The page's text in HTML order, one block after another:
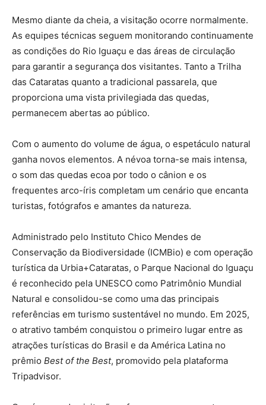
Mesmo diante da cheia, a visitação ocorre normalmente.
As equipes técnicas seguem monitorando continuamente
as condições do Rio Iguaçu e das áreas de circulação
para garantir a segurança dos visitantes. Tanto a Trilha
das Cataratas quanto a tradicional passarela, que
proporciona uma vista privilegiada das quedas,
permanecem abertas ao público.
Com o aumento do volume de água, o espetáculo natural
ganha novos elementos. A névoa torna-se mais intensa,
o som das quedas ecoa por todo o cânion e os
frequentes arco-íris completam um cenário que encanta
turistas, fotógrafos e amantes da natureza.
Administrado pelo Instituto Chico Mendes de
Conservação da Biodiversidade (ICMBio) e com operação
turística da Urbia+Cataratas, o Parque Nacional do Iguaçu
é reconhecido pela UNESCO como Patrimônio Mundial
Natural e consolidou-se como uma das principais
referências em turismo sustentável no mundo. Em 2025,
o atrativo também conquistou o primeiro lugar entre as
atrações turísticas do Brasil e da América Latina no
prêmio Best of the Best, promovido pela plataforma
Tripadvisor.